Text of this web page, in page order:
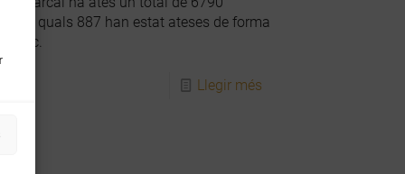
les quals 887 han estat ateses de forma
Llegir més